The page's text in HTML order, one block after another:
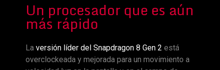
Un procesador que es aún
más rápido
La versión líder del Snapdragon 8 Gen 2 está
overclockeada y mejorada para un movimiento a